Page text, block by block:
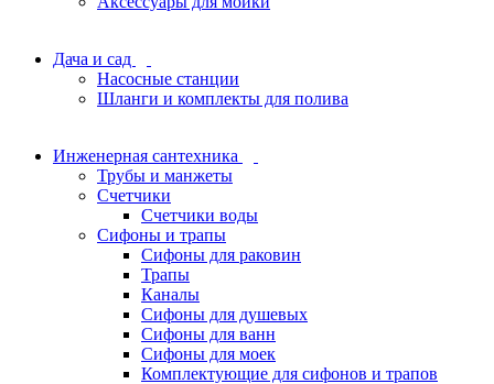
Дача и сад
Насосные станции
Шланги и комплекты для полива
Инженерная сантехника
Трубы и манжеты
Счетчики
Счетчики воды
Сифоны и трапы
Сифоны для раковин
Трапы
Каналы
Сифоны для душевых
Сифоны для ванн
Сифоны для моек
Комплектующие для сифонов и трапов